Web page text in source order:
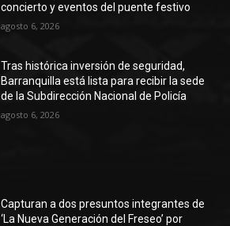
concierto y eventos del puente festivo
agosto 6, 2026
Tras histórica inversión de seguridad,
Barranquilla está lista para recibir la sede
de la Subdirección Nacional de Policía
agosto 6, 2026
Capturan a dos presuntos integrantes de
‘La Nueva Generación del Freseo’ por